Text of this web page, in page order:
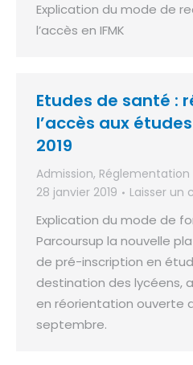
Explication du mode de
l’accès en IFMK
Etudes de santé :
l’accès aux
2019
Admission, Réglementation
28 janvier 2019
Laisser un
Explication du mode de
Parcoursup la nouvelle
de pré-inscription en
destination des lycéens,
en réorientation ouverte
septembre.